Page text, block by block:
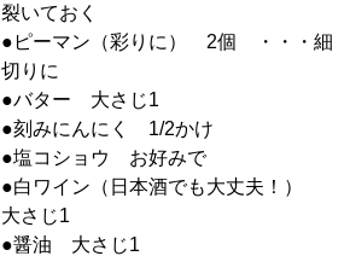
裂いておく
●ピーマン（彩りに） 2個 ・・・細
切りに
●バター 大さじ1
●刻みにんにく 1/2かけ
●塩コショウ お好みで
●白ワイン（日本酒でも大丈夫！）
大さじ1
●醤油 大さじ1